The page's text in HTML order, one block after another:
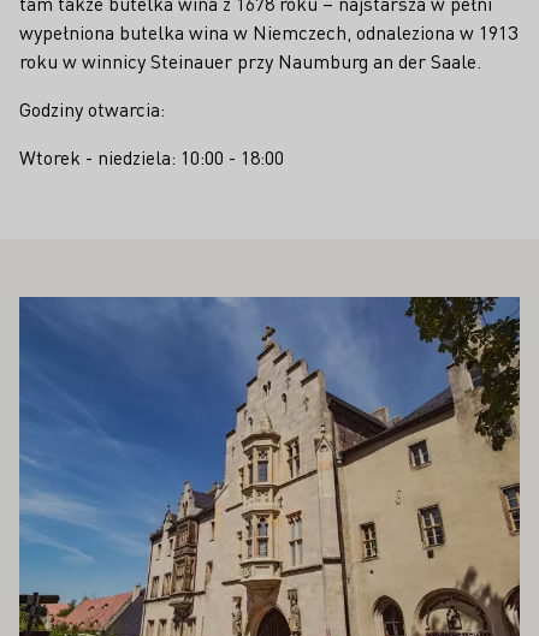
wypełniona butelka wina w Niemczech, odnaleziona w 1913
roku w winnicy Steinauer przy Naumburg an der Saale.
Godziny otwarcia:
Wtorek - niedziela: 10:00 - 18:00
ZAINTERESOWAĆ
Proszę dowiedzieć się więcej